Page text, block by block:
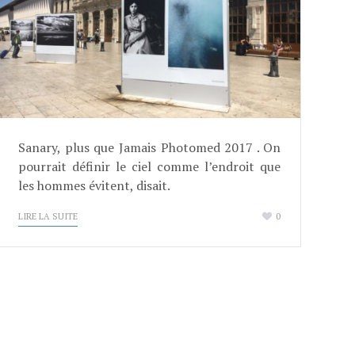
Sanary, plus que Jamais Photomed 2017 . On
pourrait définir le ciel comme l’endroit que
les hommes évitent, disait.
LIRE LA SUITE 0